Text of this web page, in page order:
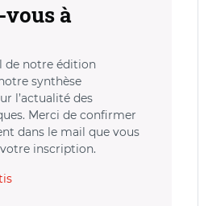
à
de notre édition
synthèse
l’actualité des
Merci de confirmer
dans le mail que vous
inscription.